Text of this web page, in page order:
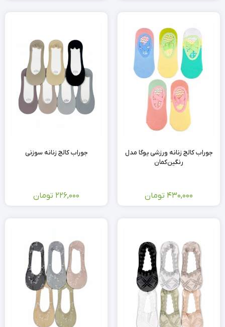
جوراب کالج زنانه ورزشی یوگا مدل
رنگین‌کمان
430,000 تومان
جوراب کالج زنانه سوزنی
226,000 تومان